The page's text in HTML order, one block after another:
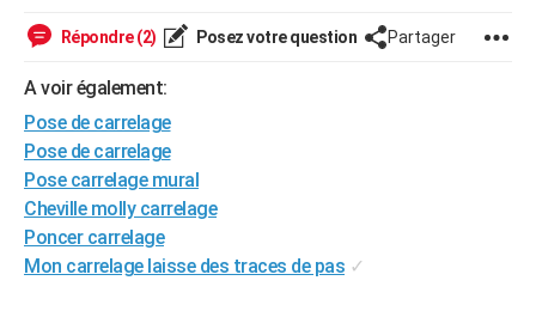
Forum
Aménagement intérieur
Extérieur
Cuisine
Salle de bains
Jardinage
Rangement
WEEK-END
LIFESTYLE
Art de vivre
Bien-être
Loisirs
Mode
Modes de vie
SANTE
Alimentation
Guide de la santé
Maladies
Médicaments
Sommeil
VOYAGE
Destinations
City break
Voyage nature
Voyage de noces
Forum
Climat
+PHOTO
GUIDES D'ACHAT
Répondre (2) Posez votre question Partager
A voir également:
Pose de carrelage
Pose de carrelage
Pose carrelage mural
Cheville molly carrelage
Poncer carrelage
Mon carrelage laisse des traces de pas ✓